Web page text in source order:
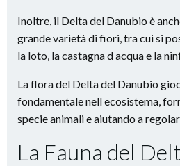
Inoltre, il Delta del Danubio è
grande varietà di fiori, tra cui si
la loto, la castagna d acqua e la
La flora del Delta del Danubio
fondamentale nell ecosistema,
specie animali e aiutando a
La Fauna del